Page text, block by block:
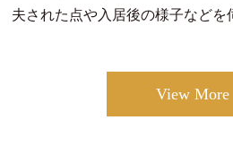
夫された点や入居後の様子などを
View More